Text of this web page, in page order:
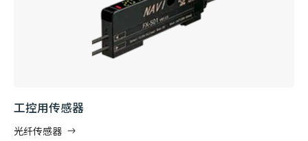
工控用传感器
光纤传感器